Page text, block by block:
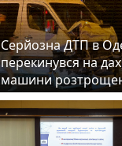
Серйозна ДТП в
перекинувся на
машини